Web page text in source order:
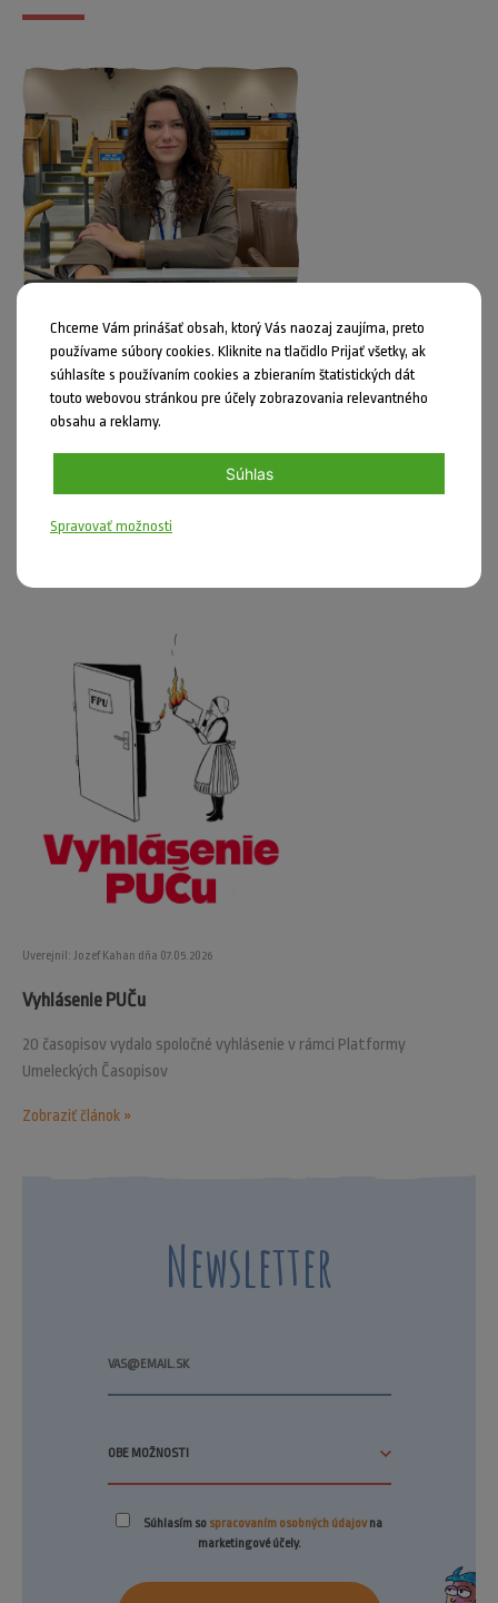
Uverejnil: Jozef Kahan dňa 14.05.2026
Hľadá sa mládežnícky/a delegát/ka SR pri OSN (2026–2028)
Zaujíma ťa diplomacia, udržateľnosť a aktívne občianstvo zároveň?
Uverejnil: Jozef Kahan dňa 07.05.2026
Vyhlásenie PUČu
20 časopisov vydalo spoločné vyhlásenie v rámci Platformy
Umeleckých Časopisov
Zobraziť článok »
Newsletter
Súhlasím so spracovaním osobných údajovna
marketingové účely.
Chceme Vám prinášať obsah, ktorý Vás naozaj zaujíma, preto
používame súbory cookies. Kliknite na tlačidlo Prijať všetky, ak
súhlasíte s používaním cookies a zbieraním štatistických dát
touto webovou stránkou pre účely zobrazovania relevantného
obsahu a reklamy.
Súhlas
Spravovať možnosti